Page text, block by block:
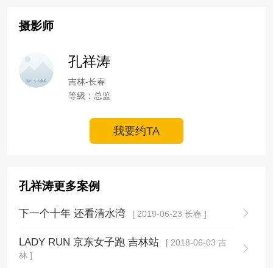
摄影师
孔祥涛
吉林-长春
等级：总监
我要约TA
孔祥涛更多案例
下一个十年 还看清水湾 [ 2019-06-23 长春 ]
LADY RUN 京东女子跑 吉林站
[ 2018-06-03 吉
林 ]